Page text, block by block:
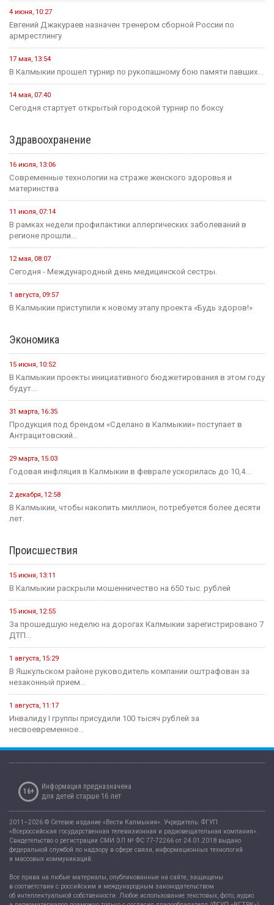
4 июня, 10:27
Евгений Джакураев назначен тренером сборной России по
армрестлингу
17 мая, 13:54
В Калмыкии прошел турнир по рукопашному бою памяти павших...
14 мая, 07:40
Сегодня стартует открытый городской турнир по боксу
Здравоохранение
16 июля, 13:06
Современные технологии на страже женского здоровья и
материнства
11 июля, 07:14
В рамках недели профилактики аллергических заболеваний в
регионе прошли...
12 мая, 08:07
Сегодня - Международный день медицинской сестры.
1 августа, 09:57
В Калмыкии приступили к новому этапу проекта «Будь здоров!»
Экономика
15 июня, 10:52
В Калмыкии проекты инициативного бюджетирования в этом году
будут...
31 марта, 16:35
Продукция под брендом «Сделано в Калмыкии» поступает в
Антрацитовский...
29 марта, 15:03
Годовая инфляция в Калмыкии в феврале ускорилась до 10,4...
2 декабря, 12:58
В Калмыкии, чтобы накопить миллион, потребуется более десяти
лет.
Происшествия
15 июня, 13:11
В Калмыкии раскрыли мошенничество на 650 тыс. рублей
15 июня, 12:55
За прошедшую неделю на дорогах Калмыкии зарегистрировано 7
ДТП...
1 августа, 15:29
В Яшкульском районе руководитель компании оштрафован за
незаконный прием...
1 августа, 11:17
Инвалиду I группы присудили 100 тысяч рублей за
несвоевременное...
16+
Информация предназначена
для детей старше 16 лет
2011–2026 © Сетевое издание «Вести Калмыкия». Учредитель: ФГУП
«Всероссийская государственная телевизионная и радиовещательная компания».
Свидетельство о регистрации СМИ ЭЛ № ФС 77-72266 от 24.01.2018 выдано
федеральной службой по надзору в сфере связи, информационных технологий
и массовых коммуникаций.
Все права на любые материалы, опубликованные на сайте, защищены
в соответствии с российским и международным законодательством
об интеллектуальной собственности. Любое использование текстовых, фото, аудио